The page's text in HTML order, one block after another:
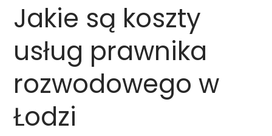
Jakie są koszty
usług prawnika
rozwodowego w
Łodzi